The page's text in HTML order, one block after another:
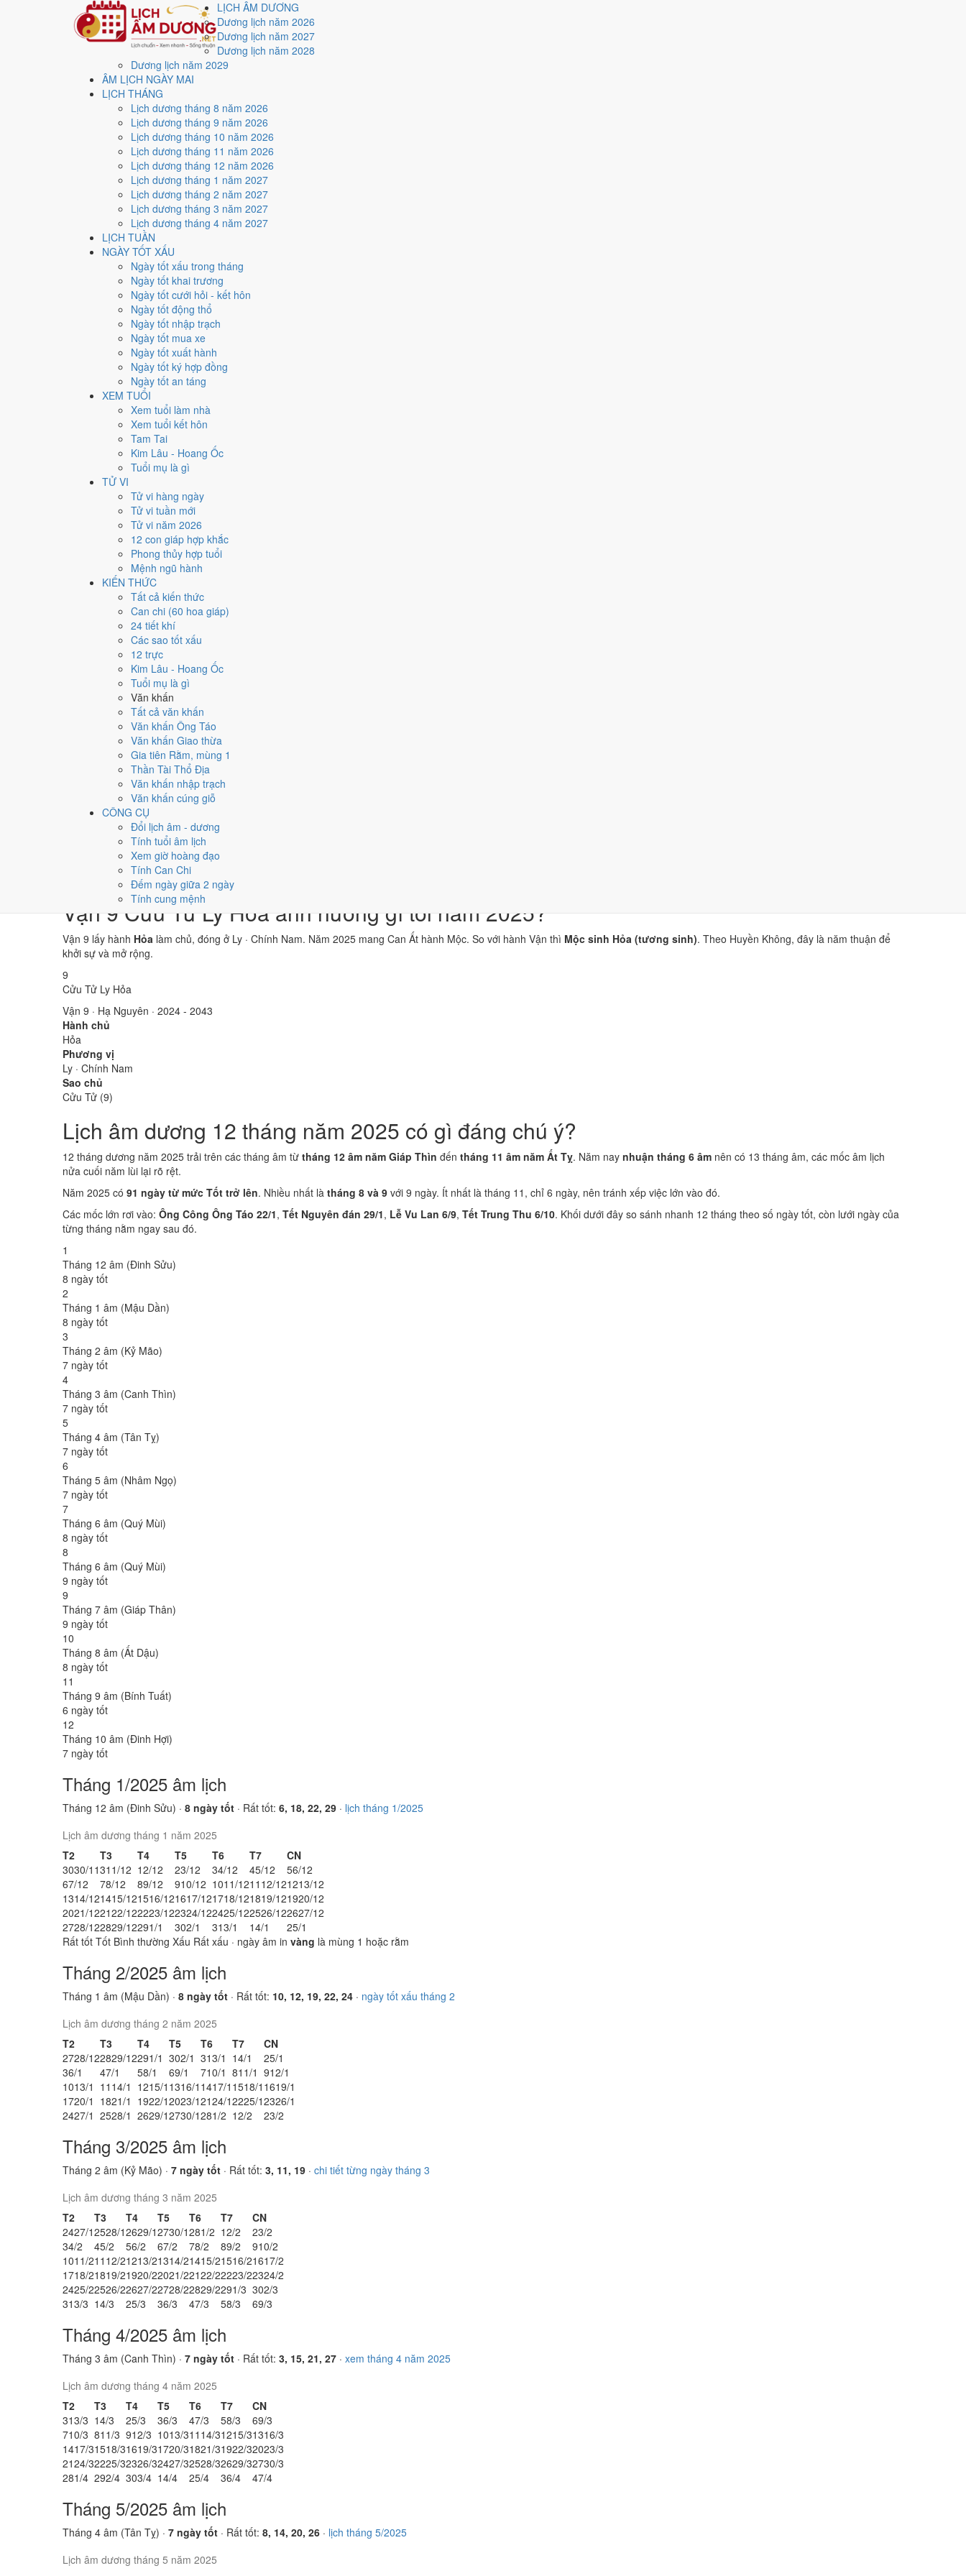
LỊCH ÂM DƯƠNG
Dương lịch năm 2026
Dương lịch năm 2027
Dương lịch năm 2028
Dương lịch năm 2029
ÂM LỊCH NGÀY MAI
LỊCH THÁNG
Lịch dương tháng 8 năm 2026
Lịch dương tháng 9 năm 2026
Lịch dương tháng 10 năm 2026
Lịch dương tháng 11 năm 2026
Lịch dương tháng 12 năm 2026
Lịch dương tháng 1 năm 2027
Lịch dương tháng 2 năm 2027
Lịch dương tháng 3 năm 2027
Lịch dương tháng 4 năm 2027
LỊCH TUẦN
NGÀY TỐT XẤU
Ngày tốt xấu trong tháng
Ngày tốt khai trương
Ngày tốt cưới hỏi - kết hôn
Ngày tốt động thổ
Ngày tốt nhập trạch
Ngày tốt mua xe
Ngày tốt xuất hành
Ngày tốt ký hợp đồng
Ngày tốt an táng
XEM TUỔI
Xem tuổi làm nhà
Xem tuổi kết hôn
Tam Tai
Kim Lâu - Hoang Ốc
Tuổi mụ là gì
TỬ VI
Tử vi hàng ngày
Tử vi tuần mới
Tử vi năm 2026
12 con giáp hợp khắc
Phong thủy hợp tuổi
Mệnh ngũ hành
KIẾN THỨC
Tất cả kiến thức
Can chi (60 hoa giáp)
24 tiết khí
Các sao tốt xấu
12 trực
Kim Lâu - Hoang Ốc
Tuổi mụ là gì
Văn khấn
Tất cả văn khấn
Văn khấn Ông Táo
Văn khấn Giao thừa
Gia tiên Rằm, mùng 1
Thần Tài Thổ Địa
Văn khấn nhập trạch
Văn khấn cúng giỗ
CÔNG CỤ
Đổi lịch âm - dương
Tính tuổi âm lịch
Xem giờ hoàng đạo
Tính Can Chi
Đếm ngày giữa 2 ngày
Tính cung mệnh
Trang chủ
Lịch năm 2025
Lịch âm dương năm 2025 - Ất Tỵ · Cửu Tử Ly Hỏa
Nguyễn Minh An·Cập nhật: 30/07/2026
2025 (Ất Tỵ), Tết Nguyên đán vào 29/1/2025
Ất Tỵ 2025có Thiên Can Ất hành Mộc, Địa Chi Tỵ hành Hỏa. Nạp Âm là
91 ngày đạt mức Tốt trở lên, dồn nhiều nhất vào
Tết Nguyên đán rơi vào 29/1/2025
làm lễ giải đầu năm.
Ngày tốt trở lên
Ngày bình thường
Năm 2025 là năm con gì, mệnh gì?
Năm 2025 là nămẤt Tỵ , Nạp Âm
này nằm ở bài can chi Ất Tỵ.
Ất Tỵ (Mộc × Hỏa)
Phúc Đăng Hỏa
Cửu Tử Ly Hỏa
Bảng phân tích Can Chi năm Ất Tỵ
Chi tiết
Thiên Can (Ất)
MộcDương
Địa Chi (Tỵ)
HỏaDương · Con Tỵ
· Phúc Đăng Hỏa
Hỏa Tỵ (chính cung)
Màu hợp năm
Xanh lá Đỏ
Hoàng Đạo / Hắc Đạo184/181ngày
Luận giải ngũ hành, Thái Tuế và màu hợp ở trên là quan niệm dân gian. Nguồn tham chiếu:
không phải kết luận khoa học.
Vận 9 Cửu Tử Ly Hỏa ảnh hưởng gì tới năm 2025?
Vận 9 lấy hành Hỏa làm chủ, đóng ở Ly · Chính Nam. Năm 2025 mang Can Ất hành Mộc. So với hành Vận thì Mộc sinh Hỏa (tương sinh). Theo Huyền Không, đây là năm thuận để
khởi sự và mở rộng.
9
Cửu Tử Ly Hỏa
Vận 9 · Hạ Nguyên · 2024 - 2043
Hành chủ
Hỏa
Phương vị
Ly · Chính Nam
Sao chủ
Cửu Tử (9)
Lịch âm dương 12 tháng năm 2025 có gì đáng chú ý?
12 tháng dương năm 2025 trải trên các tháng âm từ tháng 12 âm năm Giáp Thìn đến tháng 11 âm năm Ất Tỵ. Năm nay nhuận tháng 6 âm nên có 13 tháng âm, các mốc âm lịch
nửa cuối năm lùi lại rõ rệt.
Năm 2025 có 91 ngày từ mức Tốt trở lên. Nhiều nhất là tháng 8 và 9 với 9 ngày. Ít nhất là tháng 11, chỉ 6 ngày, nên tránh xếp việc lớn vào đó.
Các mốc lớn rơi vào: Ông Công Ông Táo 22/1, Tết Nguyên đán 29/1, Lễ Vu Lan 6/9, Tết Trung Thu 6/10. Khối dưới đây so sánh nhanh 12 tháng theo số ngày tốt, còn lưới ngày của
từng tháng nằm ngay sau đó.
1
Tháng 12 âm (Đinh Sửu)
8 ngày tốt
2
Tháng 1 âm (Mậu Dần)
8 ngày tốt
3
Tháng 2 âm (Kỷ Mão)
7 ngày tốt
4
Tháng 3 âm (Canh Thìn)
7 ngày tốt
5
Tháng 4 âm (Tân Tỵ)
7 ngày tốt
6
Tháng 5 âm (Nhâm Ngọ)
7 ngày tốt
7
Tháng 6 âm (Quý Mùi)
8 ngày tốt
8
Tháng 6 âm (Quý Mùi)
9 ngày tốt
9
Tháng 7 âm (Giáp Thân)
9 ngày tốt
10
Tháng 8 âm (Ất Dậu)
8 ngày tốt
11
Tháng 9 âm (Bính Tuất)
6 ngày tốt
12
Tháng 10 âm (Đinh Hợi)
7 ngày tốt
Tháng 1/2025 âm lịch
Tháng 12 âm (Đinh Sửu) · 8 ngày tốt · Rất tốt: 6, 18, 22, 29 · lịch tháng 1/2025
Lịch âm dương tháng 1 năm 2025
T2
T3 T4 T5 T6 T7
CN
3030/1131 1/12 12/12 23/12 34/12 45/12 56/12
67/12 78/12 89/12 910/12 1011/1211 12/121213/12
1314/121415/121516/121617/121718/121819/121920/12
2021/122122/122223/122324/122425/122526/122627/12
2728/122829/12291/1 302/1 313/1 14/1 25/1
Rất tốt Tốt Bình thường Xấu Rất xấu · ngày âm in vàng là mùng 1 hoặc rằm
Tháng 2/2025 âm lịch
Tháng 1 âm (Mậu Dần) · 8 ngày tốt · Rất tốt: 10, 12, 19, 22, 24 · ngày tốt xấu tháng 2
Lịch âm dương tháng 2 năm 2025
T2
T3 T4 T5 T6 T7
CN
2728/122829/12291/1 302/1 313/1 14/1 25/1
36/1 47/1 58/1 69/1 710/1 811/1 912/1
1013/1 11 14/1 1215/1 1316/1 1417/1 1518/1 1619/1
1720/1 1821/1 1922/12023/12124/12225/12326/1
2427/1 2528/1 2629/12730/1281/2 12/2 23/2
Tháng 3/2025 âm lịch
Tháng 2 âm (Kỷ Mão) · 7 ngày tốt · Rất tốt: 3, 11, 19 · chi tiết từng ngày tháng 3
Lịch âm dương tháng 3 năm 2025
T2
T3 T4 T5 T6 T7
CN
2427/12528/12629/12730/1281/2 12/2 23/2
34/2 45/2 56/2 67/2 78/2 89/2 910/2
1011/211 12/21213/21314/21415/21516/21617/2
1718/21819/21920/22021/22122/22223/22324/2
2425/22526/22627/22728/22829/2291/3 302/3
313/3 14/3 25/3 36/3 47/3 58/3 69/3
Tháng 4/2025 âm lịch
Tháng 3 âm (Canh Thìn) · 7 ngày tốt · Rất tốt: 3, 15, 21, 27 · xem tháng 4 năm 2025
Lịch âm dương tháng 4 năm 2025
T2
T3 T4 T5 T6 T7
CN
313/3 14/3 25/3 36/3 47/3 58/3 69/3
710/3 811/3 912/3 1013/311 14/31215/31316/3
1417/31518/31619/31720/31821/31922/32023/3
2124/32225/32326/32427/32528/32629/32730/3
281/4 292/4 303/4 14/4 25/4 36/4 47/4
Tháng 5/2025 âm lịch
Tháng 4 âm (Tân Tỵ) · 7 ngày tốt · Rất tốt: 8, 14, 20, 26 · lịch tháng 5/2025
Lịch âm dương tháng 5 năm 2025